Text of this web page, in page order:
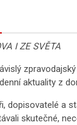
I ZE SVĚTA
aktuality z
dopisovatelé a
skutečné,